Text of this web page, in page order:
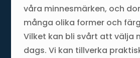
våra minnesmärken, och
många olika former och
Vilket kan bli svårt att välja
dags. Vi kan tillverka